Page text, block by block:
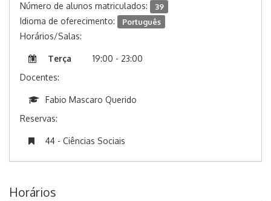
Número de alunos matriculados: 39
Idioma de oferecimento: Português
Horários/Salas:
Terça
19:00 - 23:00
Docentes:
Fabio Mascaro Querido
Reservas:
44 - Ciências Sociais
Horários